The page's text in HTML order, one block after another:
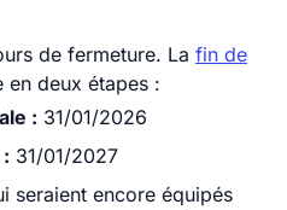
de fermeture. La fin de
en deux étapes :
: 31/01/2026
31/01/2027
seraient encore équipés